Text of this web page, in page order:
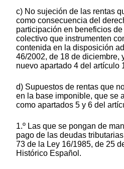
c) No sujeción de las rentas
como consecuencia del
participación en beneficios
colectivo que instrumenten
contenida en la disposición
46/2002, de 18 de diciembre,
nuevo apartado 4 del artículo
d) Supuestos de rentas que
en la base imponible, que se
como apartados 5 y 6 del
1.º Las que se pongan de
pago de las deudas
73 de la Ley 16/1985, de 25
Histórico Español.